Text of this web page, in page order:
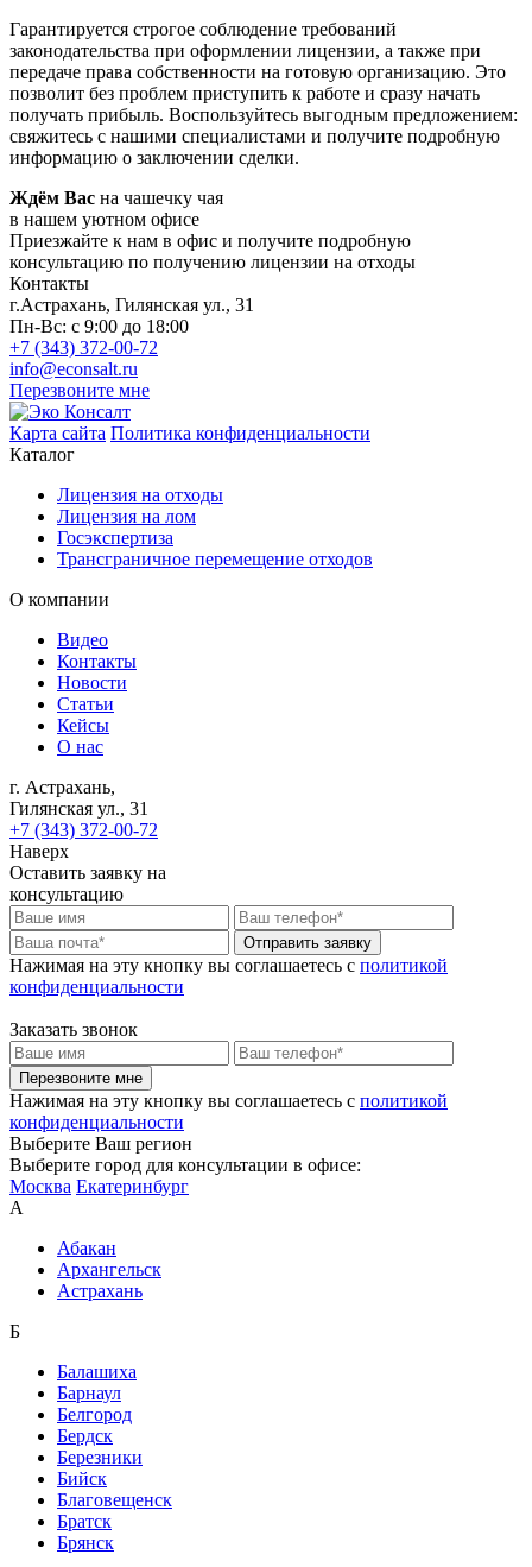
Гарантируется строгое соблюдение требований
законодательства при оформлении лицензии, а также при
передаче права собственности на готовую организацию. Это
позволит без проблем приступить к работе и сразу начать
получать прибыль. Воспользуйтесь выгодным предложением:
свяжитесь с нашими специалистами и получите подробную
информацию о заключении сделки.
Ждём Вас на чашечку чая
в нашем уютном офисе
Приезжайте к нам в офис и получите подробную
консультацию по получению лицензии на отходы
Контакты
г.Астрахань, Гилянская ул., 31
Пн-Вс: с 9:00 до 18:00
+7 (343) 372-00-72
info@econsalt.ru
Перезвоните мне
Карта сайта Политика конфиденциальности
Каталог
Лицензия на отходы
Лицензия на лом
Госэкспертиза
Трансграничное перемещение отходов
О компании
Видео
Контакты
Новости
Статьи
Кейсы
О нас
г. Астрахань,
Гилянская ул., 31
+7 (343) 372-00-72
Наверх
Оставить заявку на
консультацию
Отправить заявку
Нажимая на эту кнопку вы соглашаетесь c политикой
конфиденциальности
Заказать звонок
Перезвоните мне
Нажимая на эту кнопку вы соглашаетесь c политикой
конфиденциальности
Выберите Ваш регион
Выберите город для консультации в офисе:
Москва Екатеринбург
А
Абакан
Архангельск
Астрахань
Б
Балашиха
Барнаул
Белгород
Бердск
Березники
Бийск
Благовещенск
Братск
Брянск